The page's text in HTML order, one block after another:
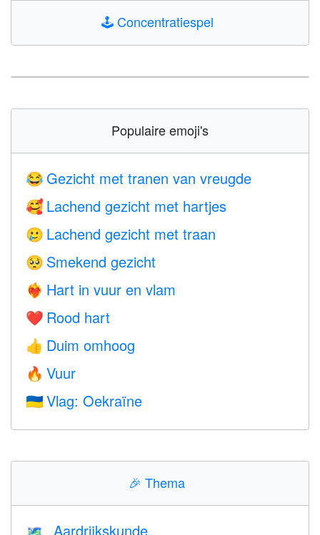
🕹️Concentratiespel
Populaire emoji's
😂 Gezicht met tranen van vreugde
🥰 Lachend gezicht met hartjes
🥲 Lachend gezicht met traan
🥺 Smekend gezicht
❤️‍🔥 Hart in vuur en vlam
❤️ Rood hart
👍 Duim omhoog
🔥 Vuur
🇺🇦 Vlag: Oekraïne
🎉 Thema
Aardrijkskunde